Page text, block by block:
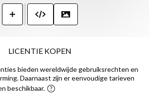
LICENTIE KOPEN
bieden wereldwijde gebruiksrechten en
Daarnaast zijn er eenvoudige tarieven
beschikbaar.